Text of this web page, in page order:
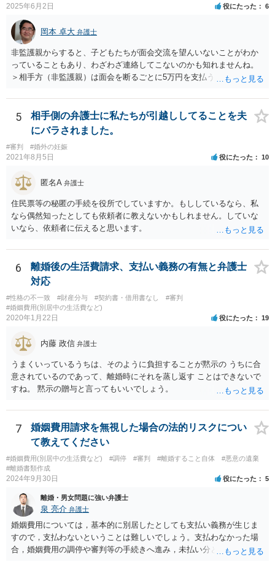
2025年6月2日 役にたった 6
岡本 卓大 弁護士
非監護親からすると、子どもたちが面会交流を望んいないことがわか
っていることもあり、わざわざ連絡してこないのかも知れませんね。
＞相手方（非監護親）は面会を断るごとに5万円を支払うことを取決め
当に何が何でも面会交流したい（子どもたちと会いたい）と言うより
は、あなたに対する嫌がらせだった可能性もあるように思います（そ
ういう男はDV・虐待系の男には珍しくありません。）。 面会交流とは
親の権利ではなく、『子どものため』のものです。 子どもたちの年齢
（自分の気持ちを言える年齢）を考えても、無理に面会交流をする必
要もありません。 相手から面会交流を行うことについての申し出があ
ったときに対応すれば十分だと思います。 仮に相手から、面会交流さ
せなかった（連絡をしてこなかった）と慰謝料請求してきたとして
も、そのような請求は、まず認められません。 ご心配であれば、審判
書を持参して、お近くの弁護士に法律相談してみてください。
5
相手側の弁護士に私たちが引越ししてることを夫
にバラされました。
#審判 #婚外の妊娠
2021年8月5日 役にたった 10
匿名A 弁護士
住民票等の秘匿の手続を役所でしていますか。もししているなら、私
なら偶然知ったとしても依頼者に教えないかもしれません。していな
いなら、依頼者に伝えると思います。
6
離婚後の生活費請求、支払い義務の有無と弁護士
対応
#性格の不一致 #財産分与 #契約書・借用書なし
#審判
#婚姻費用(別居中の生活費など)
2020年1月22日 役にたった 19
内藤 政信 弁護士
うまくいっているうちは、そのように負担することが黙示の うちに合
意されているのであって、離婚時にそれを蒸し返す ことはできないで
すね。 黙示の贈与と言ってもいいでしょう。
7
婚姻費用請求を無視した場合の法的リスクについ
て教えてください
#婚姻費用(別居中の生活費など) #調停 #審判 #離婚すること自体
#悪意の遺棄
#離婚書類作成
2024年9月30日 役にたった 5
離婚・男女問題に強い弁護士
泉 亮介 弁護士
婚姻費用については，基本的に別居したとしても支払い義務が生じま
すので，支払わないということは難しいでしょう。支払わなかった場
合，婚姻費用の調停や審判等の手続きへ進み，未払い分として差押を